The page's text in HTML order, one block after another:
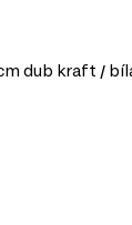
dub kraft /